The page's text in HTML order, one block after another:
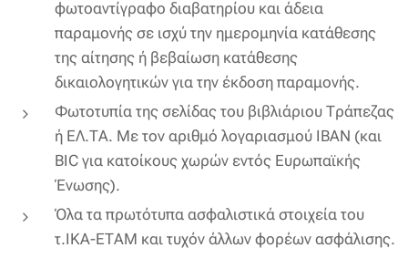
φωτοαντίγραφο διαβατηρίου και άδεια
παραμονής σε ισχύ την ημερομηνία κατάθεσης
της αίτησης ή βεβαίωση κατάθεσης
δικαιολογητικών για την έκδοση παραμονής.
Φωτοτυπία της σελίδας του βιβλιάριου Τράπεζας
ή ΕΛ.ΤΑ. Με τον αριθμό λογαριασμού ΙΒΑΝ (και
BIC για κατοίκους χωρών εντός Ευρωπαϊκής
Ένωσης).
Όλα τα πρωτότυπα ασφαλιστικά στοιχεία του
τ.ΙΚΑ-ΕΤΑΜ και τυχόν άλλων φορέων ασφάλισης.